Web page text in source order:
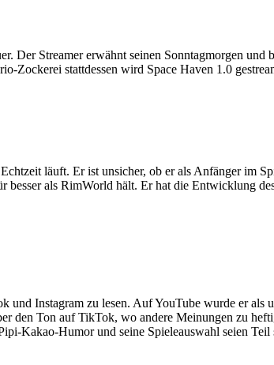
Der Streamer erwähnt seinen Sonntagmorgen und
Zockerei stattdessen wird Space Haven 1.0
läuft. Er ist unsicher, ob er als Anfänger im
als RimWorld hält. Er hat die Entwicklung
Instagram zu lesen. Auf YouTube wurde er als
den Ton auf TikTok, wo andere Meinungen zu
Kakao-Humor und seine Spieleauswahl seien